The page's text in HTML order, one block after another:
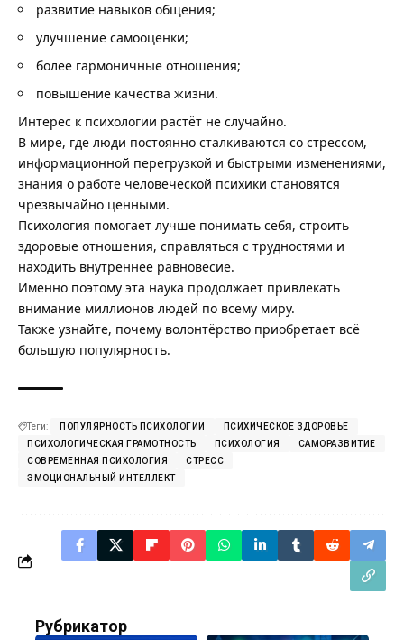
развитие навыков общения;
улучшение самооценки;
более гармоничные отношения;
повышение качества жизни.
Интерес к психологии растёт не случайно.
В мире, где люди постоянно сталкиваются со стрессом,
информационной перегрузкой и быстрыми изменениями,
знания о работе человеческой психики становятся
чрезвычайно ценными.
Психология помогает лучше понимать себя, строить
здоровые отношения, справляться с трудностями и
находить внутреннее равновесие.
Именно поэтому эта наука продолжает привлекать
внимание миллионов людей по всему миру.
Также узнайте, почему волонтёрство приобретает всё
большую популярность.
Теги: ПОПУЛЯРНОСТЬ ПСИХОЛОГИИ
ПСИХИЧЕСКОЕ ЗДОРОВЬЕ
ПСИХОЛОГИЧЕСКАЯ ГРАМОТНОСТЬ
ПСИХОЛОГИЯ
САМОРАЗВИТИЕ
СОВРЕМЕННАЯ ПСИХОЛОГИЯ
СТРЕСС
ЭМОЦИОНАЛЬНЫЙ ИНТЕЛЛЕКТ
Рубрикатор